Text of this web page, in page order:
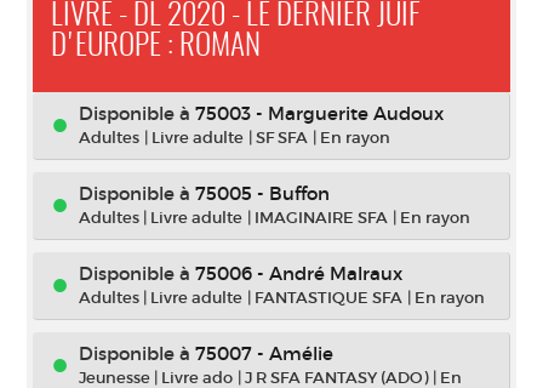
LIVRE - DL 2020 - LE DERNIER JUIF
D'EUROPE : ROMAN
Disponible à 75003 - Marguerite Audoux
Adultes | Livre adulte |SF SFA | En rayon
Disponible à 75005 - Buffon
Adultes | Livre adulte | IMAGINAIRE SFA | En rayon
Disponible à 75006 - André Malraux
Adultes | Livre adulte | FANTASTIQUE SFA | En rayon
Disponible à 75007 - Amélie
Jeunesse | Livre ado |J R SFA FANTASY (ADO) | En